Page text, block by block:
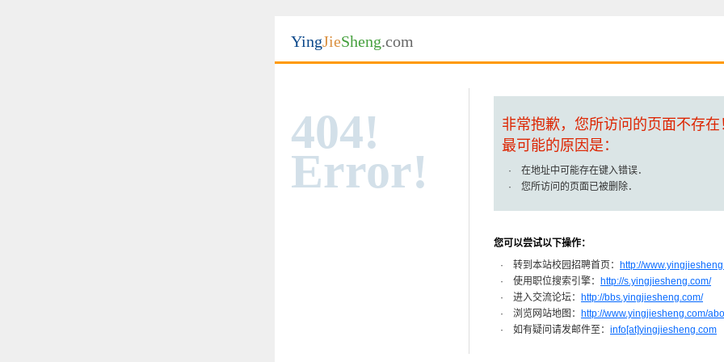
YingJieSheng.com
404!
Error!
非常抱歉，您所访问的页面不存在
最可能的原因是：
· 在地址中可能存在键入错误．
· 您所访问的页面已被删除．
您可以尝试以下操作：
· 转到本站校园招聘首页： http://
· 使用职位搜索引擎： http://s.yingjiesheng.com/
· 进入交流论坛： http://bbs.yingjiesheng.com/
· 浏览网站地图： http://www.yingjiesheng.com/
· 如有疑问请发邮件至： info[at]yingjiesheng.com